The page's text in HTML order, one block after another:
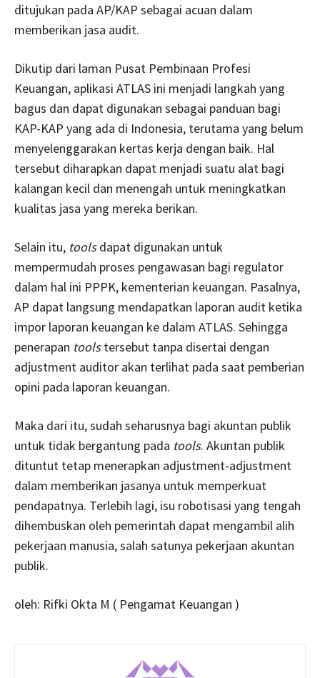
ditujukan pada AP/KAP sebagai acuan dalam
memberikan jasa audit.
Dikutip dari laman Pusat Pembinaan Profesi
Keuangan, aplikasi ATLAS ini menjadi langkah yang
bagus dan dapat digunakan sebagai panduan bagi
KAP-KAP yang ada di Indonesia, terutama yang belum
menyelenggarakan kertas kerja dengan baik. Hal
tersebut diharapkan dapat menjadi suatu alat bagi
kalangan kecil dan menengah untuk meningkatkan
kualitas jasa yang mereka berikan.
Selain itu, toolsdapat digunakan untuk
mempermudah proses pengawasan bagi regulator
dalam hal ini PPPK, kementerian keuangan. Pasalnya,
AP dapat langsung mendapatkan laporan audit ketika
impor laporan keuangan ke dalam ATLAS. Sehingga
penerapan toolstersebut tanpa disertai dengan
adjustment auditor akan terlihat pada saat pemberian
opini pada laporan keuangan.
Maka dari itu, sudah seharusnya bagi akuntan publik
untuk tidak bergantung pada tools. Akuntan publik
dituntut tetap menerapkan adjustment-adjustment
dalam memberikan jasanya untuk memperkuat
pendapatnya. Terlebih lagi, isu robotisasi yang tengah
dihembuskan oleh pemerintah dapat mengambil alih
pekerjaan manusia, salah satunya pekerjaan akuntan
publik.
oleh: Rifki Okta M ( Pengamat Keuangan )